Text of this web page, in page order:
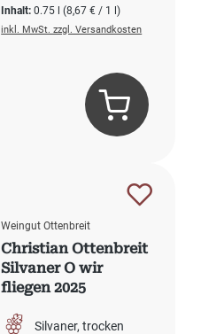
Inhalt:0.75 l(8,67 € / 1 l)
inkl. MwSt. zzgl. Versandkosten
Weingut Ottenbreit
Christian Ottenbreit
Silvaner O wir
fliegen 2025
Silvaner trocken